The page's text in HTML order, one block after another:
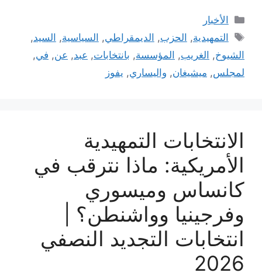
التصنيفات
الأخبار
الوسوم
التمهيدية, الحزب, الديمقراطي, السياسية, السيد,
الشيوخ, الغريب, المؤسسة, بانتخابات, عبد, عن, في,
لمجلس, ميشيغان, واليساري, يفوز
الانتخابات التمهيدية
الأمريكية: ماذا نترقب في
كانساس وميسوري
وفرجينيا وواشنطن؟ |
انتخابات التجديد النصفي
2026